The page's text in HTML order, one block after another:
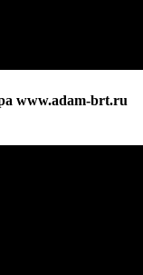
www.adam-brt.ru